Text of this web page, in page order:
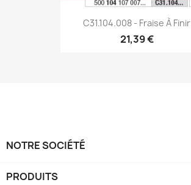
C31.104.008 - Fraise À Finir
21,39 €
NOTRE SOCIÉTÉ
PRODUITS